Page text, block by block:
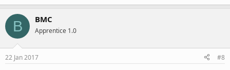
B BMC
Apprentice 1.0
22 Jan 2017 #8